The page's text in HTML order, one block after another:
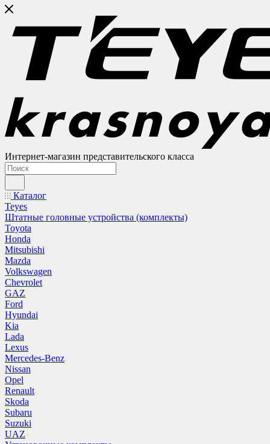
Интернет-магазин представительского класса
Каталог
Teyes
Штатные головные устройства (комплекты)
Toyota
Honda
Mitsubishi
Mazda
Volkswagen
Chevrolet
GAZ
Ford
Hyundai
Kia
Lada
Lexus
Mercedes-Benz
Nissan
Opel
Renault
Skoda
Subaru
Suzuki
UAZ